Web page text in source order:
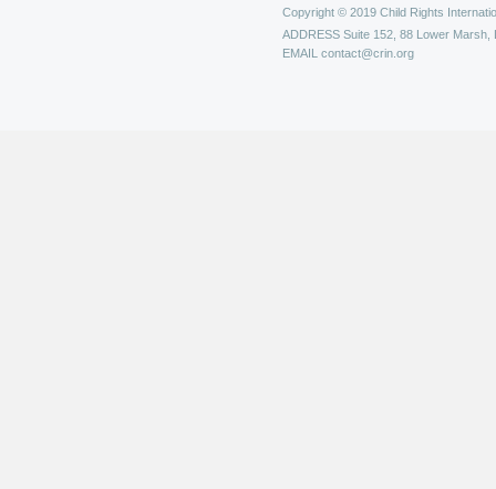
Copyright © 2019 Child Rights
ADDRESS Suite 152, 88 Lower Marsh,
EMAIL contact@crin.org